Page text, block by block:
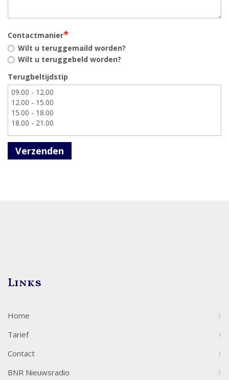
Contactmanier*
Wilt u teruggemaild worden?
Wilt u teruggebeld worden?
Terugbeltijdstip
Verzenden
Links
Home
Tarief
Contact
BNR Nieuwsradio